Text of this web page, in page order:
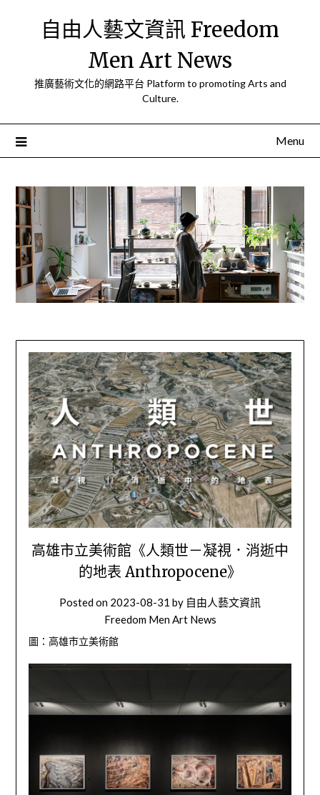
自由人藝文資訊 Freedom
Men Art News
推廣藝術文化的網路平台 Platform to promoting Arts and
Culture.
Menu
高雄市立美術館《人類世－凝視．消逝中
的地表 Anthropocene》
Posted on 2023-08-31 by 自由人藝文資訊
Freedom Men Art News
圖：高雄市立美術館